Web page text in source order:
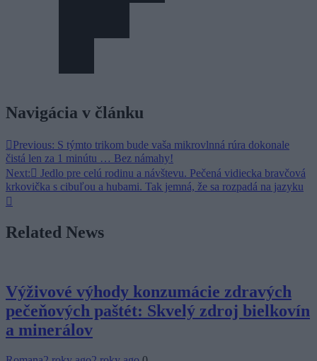
Navigácia v článku
Previous: S týmto trikom bude vaša mikrovlnná rúra dokonale
čistá len za 1 minútu … Bez námahy!
Next:
Jedlo pre celú rodinu a návštevu. Pečená vidiecka bravčová
krkovička s cibuľou a hubami. Tak jemná, že sa rozpadá na jazyku
Related News
Výživové výhody konzumácie zdravých
pečeňových paštét: Skvelý zdroj bielkovín
a minerálov